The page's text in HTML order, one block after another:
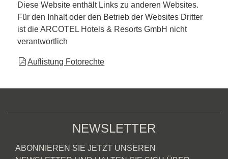
Diese Website enthält Links zu anderen Websites.
Für den Inhalt oder den Betrieb der Websites Dritter
ist die ARCOTEL Hotels & Resorts GmbH nicht
verantwortlich
Auflistung Fotorechte
NEWSLETTER
ABONNIEREN SIE JETZT UNSEREN